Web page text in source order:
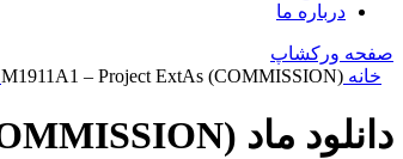
درباره ما
صفحه ورکشاپ
خانه M1911A1 – Project ExtAs (COMMISSION)
دانلود ماد M1911A1 – Project ExtAs (COMMISSION)